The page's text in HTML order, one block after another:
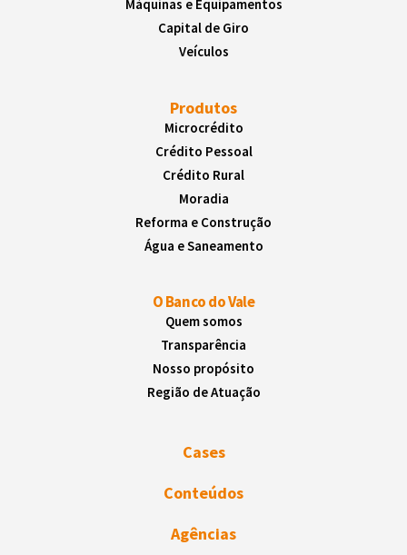
Máquinas e Equipamentos
Capital de Giro
Veículos
Produtos
Microcrédito
Crédito Pessoal
Crédito Rural
Moradia
Reforma e Construção
Água e Saneamento
O Banco do Vale
Quem somos
Transparência
Nosso propósito
Região de Atuação
Cases
Conteúdos
Agências